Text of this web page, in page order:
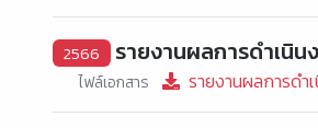
2566 รายงานผลการดำเนิน
ไฟล์เอกสาร รายงานผลการดำ